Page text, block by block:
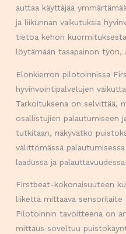
auttaa käyttäjää
ja liikunnan vaikutuksia
tietoa kehon
löytämään tasapainon työn,
Elonkierron pilotoinnissa
hyvinvointipalvelujen
Tarkoituksena on selvittää,
osallistujien palautumiseen
tutkitaan, näkyvätkö
välittömässä
laadussa ja palauttavuudessa.
Firstbeat-kokonaisuuteen
liikettä mittaava
Pilotoinnin tavoitteena on
mittaus soveltuu